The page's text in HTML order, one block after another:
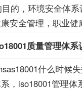
的，环境安全体
安全管理，职业健
质量管理体系
什么时候失
，iso18001管理体